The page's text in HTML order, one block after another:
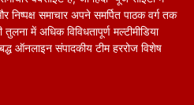
समाचार अपने समर्पित पाठक वर्ग तक
में अधिक विविधतापूर्ण मल्टीमीडिया
ऑनलाइन संपादकीय टीम हररोज विशेष